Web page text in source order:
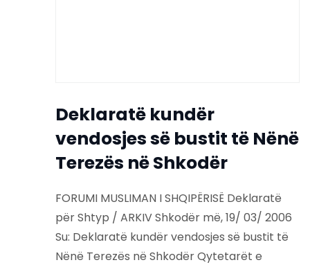
Deklaratë kundër
vendosjes së bustit të Nënë
Terezës në Shkodër
FORUMI MUSLIMAN I SHQIPËRISË Deklaratë
për Shtyp / ARKIV Shkodër më, 19/ 03/ 2006
Su: Deklaratë kundër vendosjes së bustit të
Nënë Terezës në Shkodër Qytetarët e